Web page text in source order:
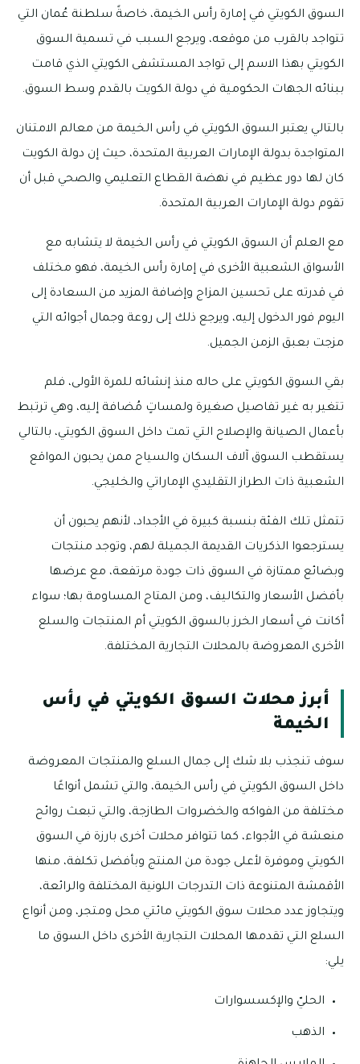
السوق الكويتي في إمارة رأس الخيمة، خاصةً سلطنة عُمان التي
تتواجد بالقرب من موقعه، ويرجع السبب في تسمية السوق
الكويتي بهذا الاسم إلى تواجد المستشفى الكويتي الذي قامت
ببنائه الجهات الحكومية في دولة الكويت بالقدم وسط السوق.
بالتالي يعتبر السوق الكويتي في رأس الخيمة من معالم الامتنان
المتواجدة بدولة الإمارات العربية المتحدة، حيث إن دولة الكويت
كان لها دور عظيم في نهضة القطاع التعليمي والصحي قبل أن
تقوم دولة الإمارات العربية المتحدة.
مع العلم أن السوق الكويتي في رأس الخيمة لا يتشابه مع
الأسواق الشعبية الأخرى في إمارة رأس الخيمة، فهو مختلف
في قدرته على تحسين المزاج وإضافة المزيد من السعادة إلى
اليوم فور الدخول إليه، ويرجع ذلك إلى روعة وجمال أجوائه التي
مزجت بعبق الزمن الجميل.
بقي السوق الكويتي على حاله منذ إنشائه للمرة الأولى، فلم
تتغير به غير تفاصيل صغيرة ولمساتٍ مُضافة إليه، وهي ترتبط
بأعمال الصيانة والإصلاح التي تمت داخل السوق الكويتي، بالتالي
يستقطب السوق آلاف السكان والسياح ممن يحبون المواقع
الشعبية ذات الطراز التقليدي الإماراتي والخليجي.
تتمثل تلك الفئة بنسبة كبيرة في الأجداد، لأنهم يحبون أن
يسترجعوا الذكريات القديمة الجميلة لهم، وتوجد منتجات
وبضائع ممتازة في السوق ذات جودة مرتفعة، مع عرضها
بأفضل الأسعار والتكاليف، ومن المتاح المساومة بها؛ سواء
أكانت في أسعار الخرز بالسوق الكويتي أم المنتجات والسلع
الأخرى المعروضة بالمحلات التجارية المختلفة.
أبرز محلات السوق الكويتي في رأس
الخيمة
سوف تنجذب بلا شك إلى جمال السلع والمنتجات المعروضة
داخل السوق الكويتي في رأس الخيمة، والتي تشمل أنواعًا
مختلفة من الفواكه والخضروات الطازجة، والتي تبعث روائح
منعشة في الأجواء، كما تتوافر محلات أخرى بارزة في السوق
الكويتي وموفرة لأعلى جودة من المنتج وبأفضل تكلفة، منها
الأقمشة المتنوعة ذات التدرجات اللونية المختلفة والرائعة،
ويتجاوز عدد محلات سوق الكويتي مائتي محل ومتجر، ومن أنواع
السلع التي تقدمها المحلات التجارية الأخرى داخل السوق ما
يلي:
الحليّ والإكسسوارات
الذهب